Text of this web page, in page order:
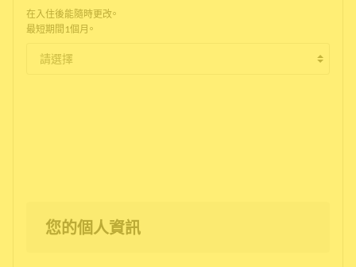
在入住後能隨時更改。
最短期間1個月。
您的個人資訊